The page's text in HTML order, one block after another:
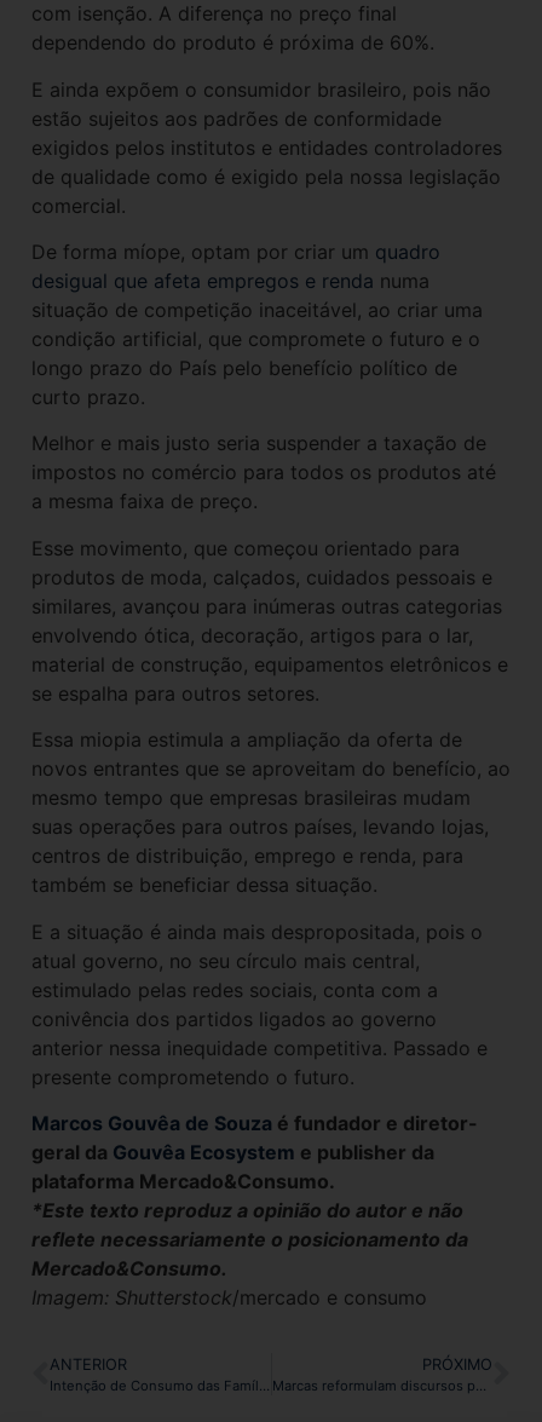
com isenção. A diferença no preço final
dependendo do produto é próxima de 60%.
E ainda expõem o consumidor brasileiro, pois não
estão sujeitos aos padrões de conformidade
exigidos pelos institutos e entidades controladores
de qualidade como é exigido pela nossa legislação
comercial.
De forma míope, optam por criar um quadro
desigual que afeta empregos e renda numa
situação de competição inaceitável, ao criar uma
condição artificial, que compromete o futuro e o
longo prazo do País pelo benefício político de
curto prazo.
Melhor e mais justo seria suspender a taxação de
impostos no comércio para todos os produtos até
a mesma faixa de preço.
Esse movimento, que começou orientado para
produtos de moda, calçados, cuidados pessoais e
similares, avançou para inúmeras outras categorias
envolvendo ótica, decoração, artigos para o lar,
material de construção, equipamentos eletrônicos e
se espalha para outros setores.
Essa miopia estimula a ampliação da oferta de
novos entrantes que se aproveitam do benefício, ao
mesmo tempo que empresas brasileiras mudam
suas operações para outros países, levando lojas,
centros de distribuição, emprego e renda, para
também se beneficiar dessa situação.
E a situação é ainda mais despropositada, pois o
atual governo, no seu círculo mais central,
estimulado pelas redes sociais, conta com a
conivência dos partidos ligados ao governo
anterior nessa inequidade competitiva. Passado e
presente comprometendo o futuro.
Marcos Gouvêa de Souza é fundador e diretor-
geral da Gouvêa Ecosystem e publisher da
plataforma Mercado&Consumo.
*Este texto reproduz a opinião do autor e não
reflete necessariamente o posicionamento da
Mercado&Consumo.
Imagem: Shutterstock/mercado e consumo
ANTERIOR
Intenção de Consumo das Famílias cresce 1,3% em maio, diz CNC
PRÓXIMO
Marcas reformulam discursos para se adaptar à realidade inclusiva e digitalizada construída pela geração Z